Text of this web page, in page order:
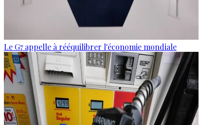
Le G7 appelle à rééquilibrer l'économie mondiale